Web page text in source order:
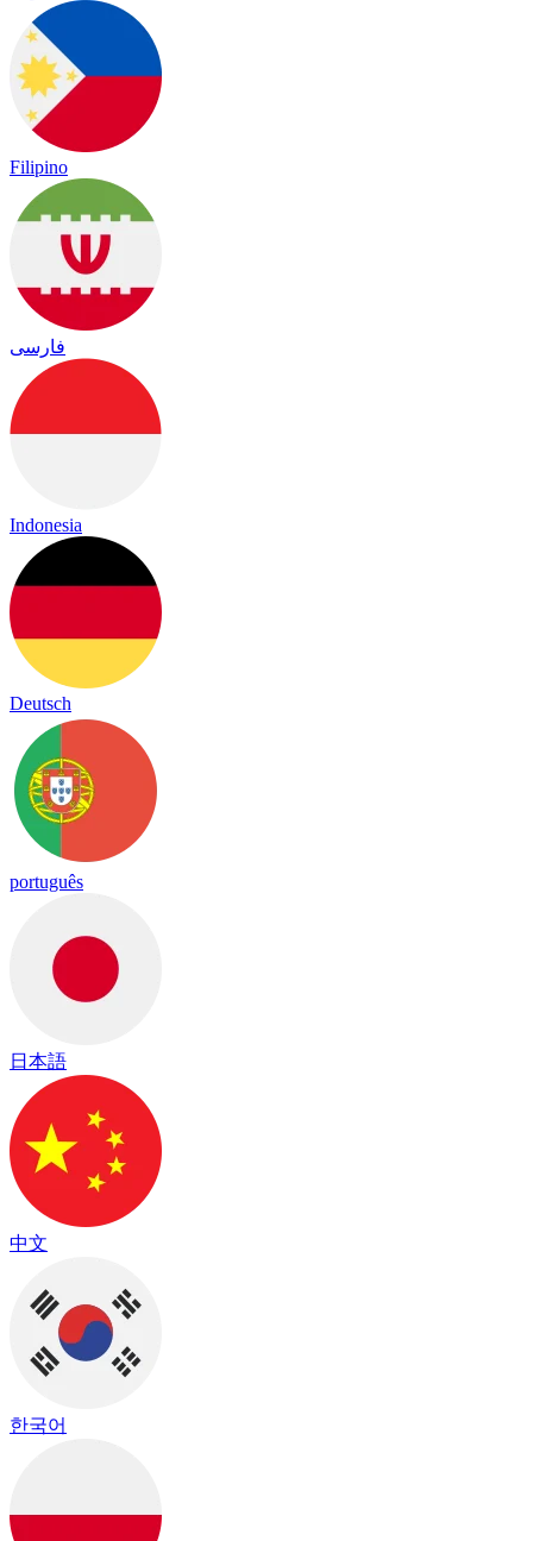
Filipino
فارسی
Indonesia
Deutsch
português
日本語
中文
한국어